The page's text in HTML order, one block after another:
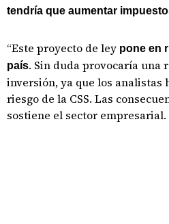
tendría que aumentar
“Este proyecto de ley pone en
país. Sin duda provocaría una
inversión, ya que los analistas
riesgo de la CSS. Las
sostiene el sector empresarial.